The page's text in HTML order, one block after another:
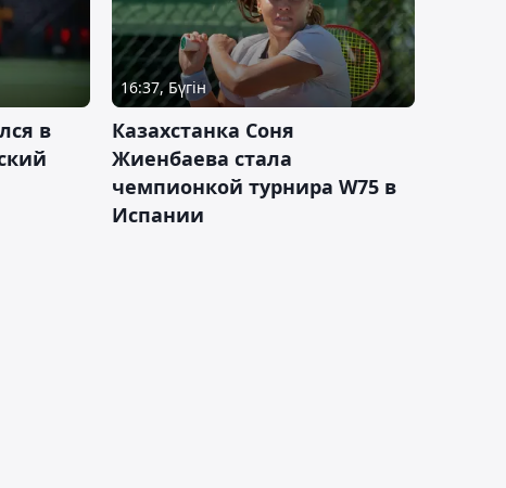
в
16:37, Бүгін
Казахстанка Соня
Жиенбаева стала
чемпионкой турнира W75 в
Испании